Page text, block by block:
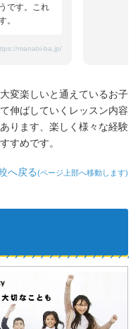
です。これ
。
manabi-ba.jp/
変楽しいと通えているお子
伸ばしていくレッスン内容
ります、楽しく様々な経験
すめです。
へ戻る(ページ上部へ移動します)